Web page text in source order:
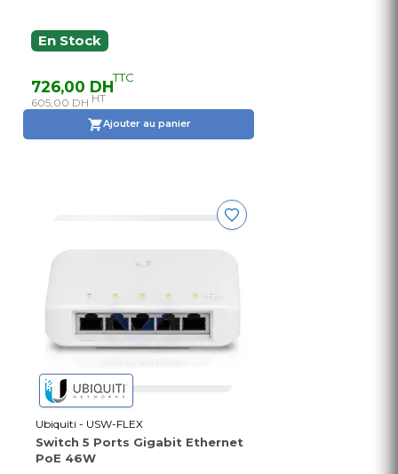
En Stock
726,00 DHTTC
605,00 DH HT
Ajouter au panier
Ubiquiti - USW-FLEX
Switch 5 Ports Gigabit Ethernet
PoE 46W